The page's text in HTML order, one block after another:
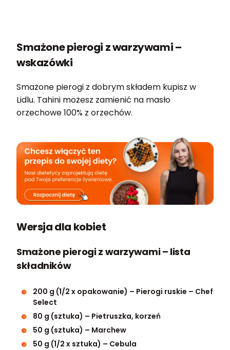
Smażone pierogi z warzywami –
wskazówki
Smażone pierogi z dobrym składem kupisz w
Lidlu. Tahini możesz zamienić na masło
orzechowe 100% z orzechów.
Wersja dla kobiet
Smażone pierogi z warzywami – lista
składników
200 g (1/2 x opakowanie) – Pierogi ruskie – Chef
Select
80 g (sztuka) – Pietruszka, korzeń
50 g (sztuka) – Marchew
50 g (1/2 x sztuka) – Cebula